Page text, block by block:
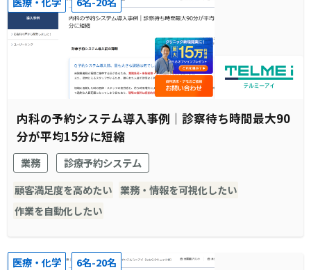
内科の予約システム導入事例｜診察待ち時間最大90
分が平均15分に短縮
業務
診療予約システム
顧客満足度を高めたい 業務・情報を可視化したい
作業を自動化したい
医療・化学 6名-20名